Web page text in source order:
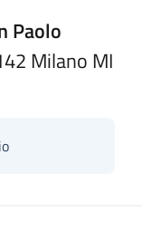
Paolo
Milano MI